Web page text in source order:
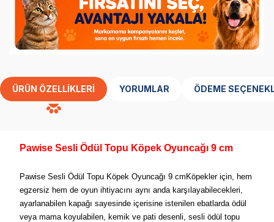
ÜRÜN ÖZELLIKLERI YORUMLAR ÖDEME
Pawise Sesli Ödül Topu Köpek Oyuncağı 9 cm
Pawise Sesli Ödül Topu Köpek Oyuncağı 9 cmKöpekler için, hem
egzersiz hem de oyun ihtiyacını aynı anda karşılayabilecekleri,
ayarlanabilen kapağı sayesinde içerisine istenilen ebatlarda ödül
veya mama koyulabilen, kemik ve pati desenli, sesli ödül topu